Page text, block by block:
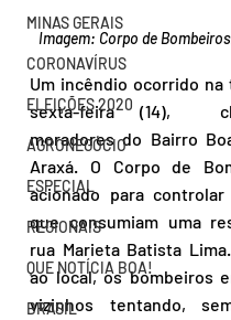
MINAS GERAIS
CORONAVÍRUS
ELEIÇÕES 2020
AGRONEGÓCIO
ESPECIAL
REGIONAIS
QUE NOTÍCIA BOA!
BRASIL
Imagem: Corpo de
Um incêndio ocorrido na
sexta-feira (14),
moradores do Bairro
Araxá. O Corpo de
acionado para controlar
que consumiam uma
rua Marieta Batista
ao local, os bombeiros
vizinhos tentando,